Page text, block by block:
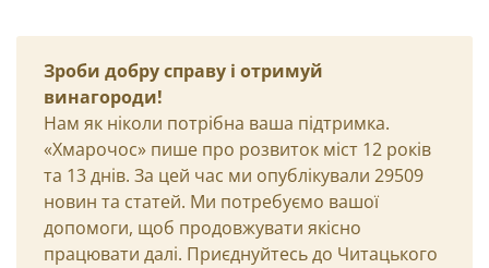
Зроби добру справу і отримуй
винагороди!
Нам як ніколи потрібна ваша підтримка.
«Хмарочос» пише про розвиток міст 12 років
та 13 днів. За цей час ми опублікували 29509
новин та статей. Ми потребуємо вашої
допомоги, щоб продовжувати якісно
працювати далі. Приєднуйтесь до Читацького